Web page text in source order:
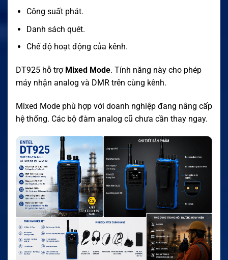
Công suất phát.
Danh sách quét.
Chế độ hoạt động của kênh.
DT925 hỗ trợ Mixed Mode. Tính năng này cho phép
máy nhận analog và DMR trên cùng kênh.
Mixed Mode phù hợp với doanh nghiệp đang nâng cấp
hệ thống. Các bộ đàm analog cũ chưa cần thay ngay.